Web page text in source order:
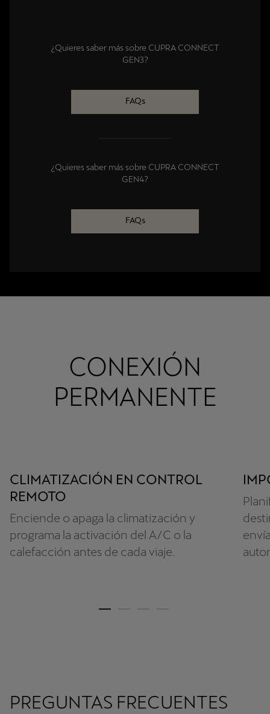
¿Quieres saber más sobre CUPRA CONNECT
GEN3?
FAQs
¿Quieres saber más sobre CUPRA CONNECT
GEN4?
FAQs
CONEXIÓN
PERMANENTE
CLIMATIZACIÓN EN CONTROL
REMOTO
Enciende o apaga la climatización y
programa la activación del A/C o la
calefacción antes de cada viaje.
PREGUNTAS FRECUENTES